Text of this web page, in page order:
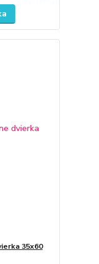
35x60